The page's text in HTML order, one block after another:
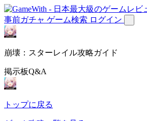
事前ガチャ ゲーム検索 ログイン
崩壊：スターレイル攻略ガイド
掲示板Q&A
トップに戻る